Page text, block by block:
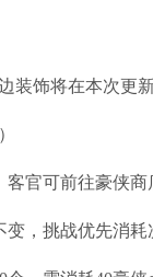
装饰将在本次更
官可前往豪侠
变，挑战优先消